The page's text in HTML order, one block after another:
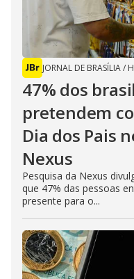
JORNAL DE BRASÍLIA/
47% dos
pretendem
Dia dos Pais
Nexus
Pesquisa da Nexus
que 47% das pessoas
presente para o...